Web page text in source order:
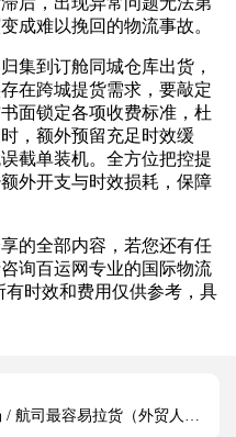
成难以挽回的物流事故。
到订舱同城仓库出货，
在跨城提货需求，要敲定
面锁定各项收费标准，杜
，额外预留充足时效缓
截单装机。全方位把控提
外开支与时效损耗，保障
全部内容，若您还有任
询百运网专业的国际物流
时效和费用仅供参考，具
欧美空运时效延误预警：哪些机场 / 航司最容易拉货（外贸人请注意）